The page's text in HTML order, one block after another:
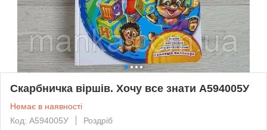
Скарбничка віршів. Хочу все знати А594005У
Немає в наявності
Код: А594005У
Роздріб